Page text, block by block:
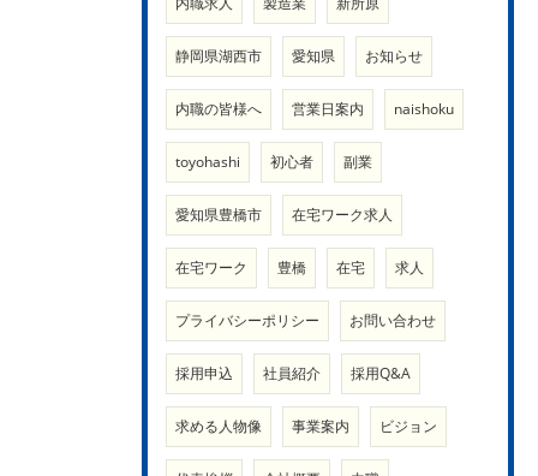
静岡県湖西市 愛知県 お知らせ
内職の皆様へ 営業日案内 naishoku
toyohashi 初心者 副業
愛知県豊橋市 在宅ワーク求人
在宅ワーク 豊橋 在宅 求人
プライバシーポリシー お問い合わせ
採用申込 社員紹介 採用Q&A
求める人物像 事業案内 ビジョン